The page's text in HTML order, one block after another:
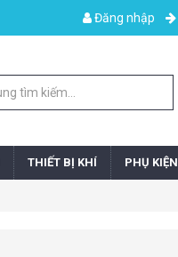
Đăng nhập
THIẾT BỊ KHÍ PHỤ KIỆN